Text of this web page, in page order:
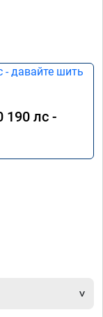
190 лс -